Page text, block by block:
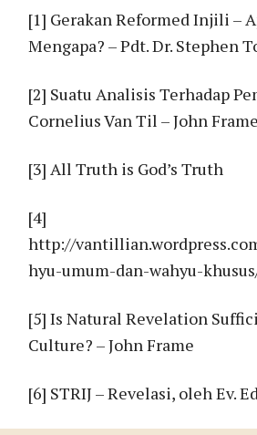
[1] Gerakan Reformed Injili –
Mengapa? – Pdt. Dr. Stephen
[2] Suatu Analisis Terhadap
Cornelius Van Til – John Frame
[3] All Truth is God’s Truth
[4]
http://
hyu-umum-dan-wahyu-
[5] Is Natural Revelation
Culture? – John Frame
[6] STRIJ – Revelasi, oleh Ev.